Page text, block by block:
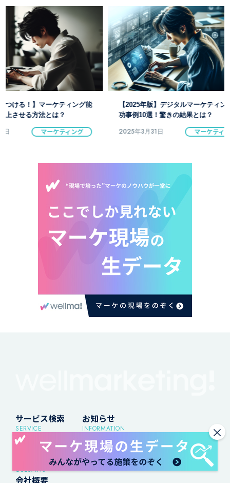
【2025年版】デジタルマーケティング成
功事例10選！驚きの結果とは？
2025年3月31日 マーケティング
ブログで始める！
の効果的な戦略と
2025年3月31日
サービス検索
SERVICE
お知らせ
INFORMATION
Wellmaについて
ABOUT US
ストーリー検索
STORIES
お役立ちコラム
COLUMNS
会社概要
×